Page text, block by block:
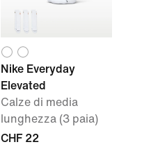
Nike Everyday
Elevated
Calze di media
lunghezza (3 paia)
CHF 22